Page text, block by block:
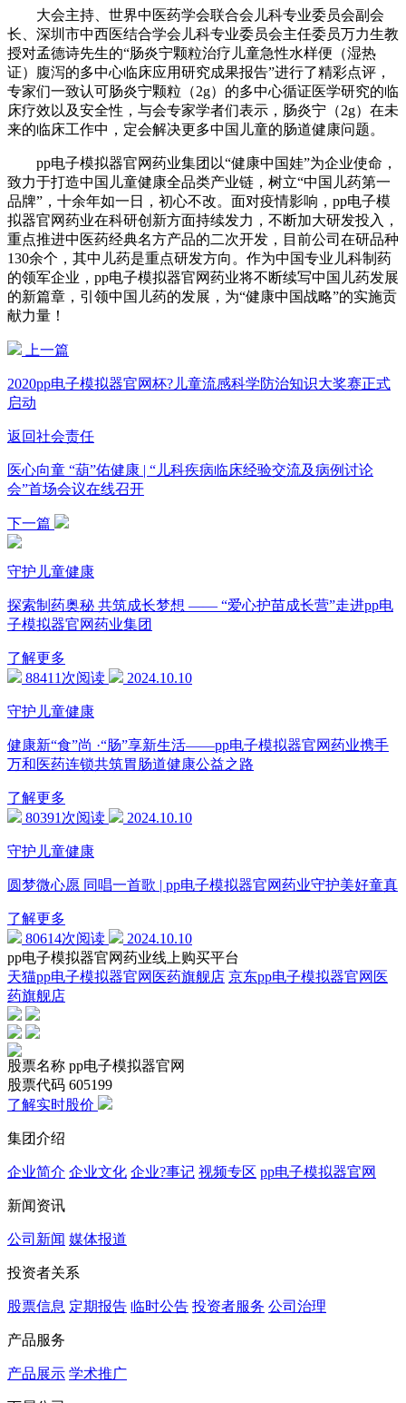
大会主持、世界中医药学会联合会儿科专业委员会副会
长、深圳市中西医结合学会儿科专业委员会主任委员万力生教
授对孟德诗先生的“肠炎宁颗粒治疗儿童急性水样便（湿热
证）腹泻的多中心临床应用研究成果报告”进行了精彩点评，
专家们一致认可肠炎宁颗粒（2g）的多中心循证医学研究的临
床疗效以及安全性，与会专家学者们表示，肠炎宁（2g）在未
来的临床工作中，定会解决更多中国儿童的肠道健康问题。
pp电子模拟器官网药业集团以“健康中国娃”为企业使命，
致力于打造中国儿童健康全品类产业链，树立“中国儿药第一
品牌”，十余年如一日，初心不改。面对疫情影响，pp电子模
拟器官网药业在科研创新方面持续发力，不断加大研发投入，
重点推进中医药经典名方产品的二次开发，目前公司在研品种
130余个，其中儿药是重点研发方向。作为中国专业儿科制药
的领军企业，pp电子模拟器官网药业将不断续写中国儿药发展
的新篇章，引领中国儿药的发展，为“健康中国战略”的实施贡
献力量！
上一篇
2020pp电子模拟器官网杯?儿童流感科学防治知识大奖赛正式
启动
返回社会责任
医心向童 “葫”佑健康 | “儿科疾病临床经验交流及病例讨论
会”首场会议在线召开
下一篇
守护儿童健康
探索制药奥秘 共筑成长梦想 —— “爱心护苗成长营”走进pp电
子模拟器官网药业集团
了解更多
88411次阅读
2024.10.10
守护儿童健康
健康新“食”尚 ·“肠”享新生活——pp电子模拟器官网药业携手
万和医药连锁共筑胃肠道健康公益之路
了解更多
80391次阅读
2024.10.10
守护儿童健康
圆梦微心愿 同唱一首歌 | pp电子模拟器官网药业守护美好童真
了解更多
80614次阅读
2024.10.10
pp电子模拟器官网药业线上购买平台
天猫pp电子模拟器官网医药旗舰店 京东pp电子模拟器官网医
药旗舰店
股票名称 pp电子模拟器官网
股票代码 605199
了解实时股价
集团介绍
企业简介 企业文化 企业?事记 视频专区 pp电子模拟器官网
新闻资讯
公司新闻 媒体报道
投资者关系
股票信息 定期报告 临时公告 投资者服务 公司治理
产品服务
产品展示 学术推广